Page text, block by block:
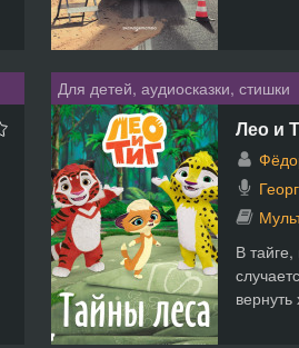
Для детей, аудиосказки, стишки
Лео и
В